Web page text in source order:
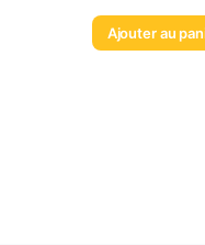
Ajouter au